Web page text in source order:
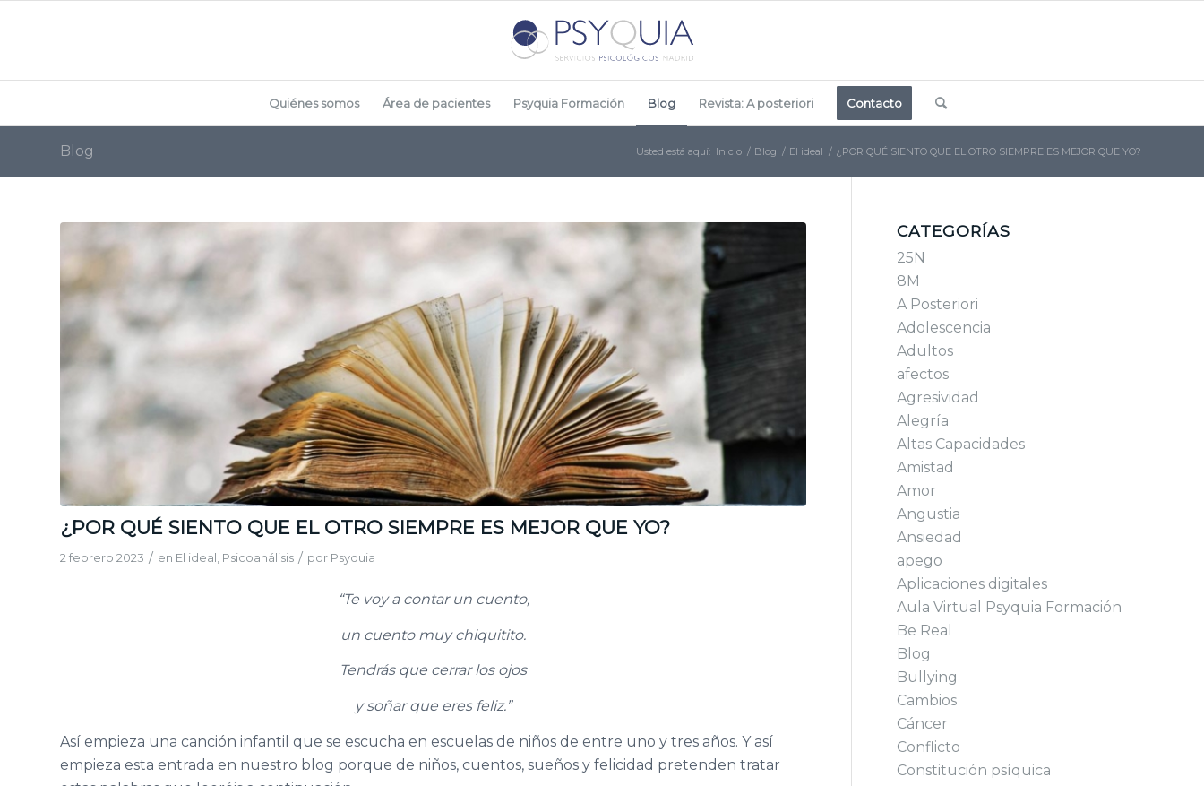
Quiénes somos Área de pacientes Psyquia Formación Blog Revista: A posteriori Contacto
Blog Usted está aquí: Inicio / Blog / El ideal / ¿POR QUÉ SIENTO QUE EL OTRO SIEMPRE ES MEJOR QUE YO?
¿POR QUÉ SIENTO QUE EL OTRO SIEMPRE ES MEJOR QUE YO?
2 febrero 2023 / en El ideal Psicoanálisis / por Psyquia
“Te voy a contar un cuento,
un cuento muy chiquitito.
Tendrás que cerrar los ojos
y soñar que eres feliz.”
Así empieza una canción infantil que se escucha en escuelas de niños de entre uno y tres años. Y así
empieza esta entrada en nuestro blog porque de niños, cuentos, sueños y felicidad pretenden tratar
CATEGORÍAS
25N
8M
A Posteriori
Adolescencia
Adultos
afectos
Agresividad
Alegría
Altas Capacidades
Amistad
Amor
Angustia
Ansiedad
apego
Aplicaciones digitales
Aula Virtual Psyquia Formación
Be Real
Blog
Bullying
Cambios
Cáncer
Conflicto
Constitución psíquica